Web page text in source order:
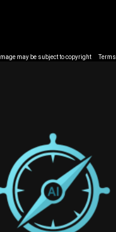
Image may be subject to copyright Terms